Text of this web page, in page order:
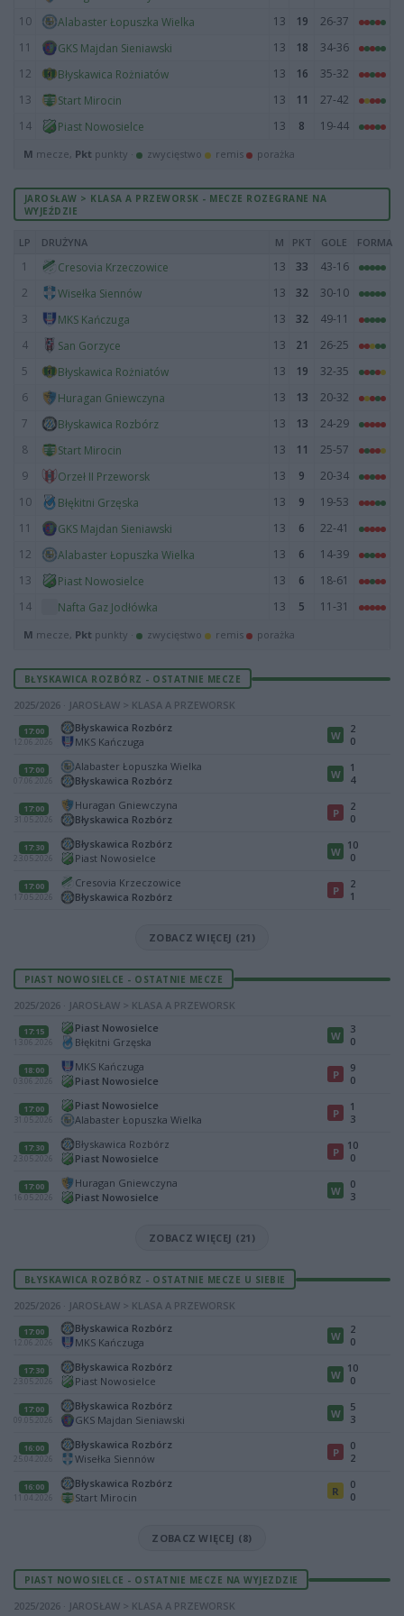
10
Alabaster Łopuszka Wielka 13 19
26-37
11
GKS Majdan Sieniawski 13 18
34-36
12
Błyskawica Rożniatów 13 16
35-32
13
Start Mirocin 13 11
27-42
14
Piast Nowosielce 13 8 19-44
M mecze, Pkt punkty · zwycięstwo remis porażka
JAROSŁAW > KLASA A PRZEWORSK - MECZE ROZEGRANE NA
WYJEŹDZIE
LP DRUŻYNA M PKT GOLE FORMA
1 Cresovia Krzeczowice 13 33
43-16
2
Wisełka Siennów 13 32
30-10
3
MKS Kańczuga 13 32
49-11
4
San Gorzyce 13 21
26-25
5
Błyskawica Rożniatów 13 19
32-35
6
Huragan Gniewczyna 13 13
20-32
7
Błyskawica Rozbórz 13 13
24-29
8
Start Mirocin 13 11
25-57
9
Orzeł II Przeworsk 13 9
20-34
10
Błękitni Grzęska 13 9
19-53
11
GKS Majdan Sieniawski 13 6
22-41
12
Alabaster Łopuszka Wielka 13 6
14-39
13
Piast Nowosielce 13 6
18-61
14
Nafta Gaz Jodłówka 13 5 11-31
M mecze, Pkt punkty · zwycięstwo remis porażka
BŁYSKAWICA ROZBÓRZ - OSTATNIE MECZE
2025/2026 · JAROSŁAW > KLASA A PRZEWORSK
17:00
12.06.2026
Błyskawica Rozbórz
MKS Kańczuga
W
2
0
17:00
07.06.2026
Alabaster Łopuszka Wielka
Błyskawica Rozbórz
W
1
4
17:00
31.05.2026
Huragan Gniewczyna
Błyskawica Rozbórz
P
2
0
17:30
23.05.2026
Błyskawica Rozbórz
Piast Nowosielce
W 10
0
17:00
17.05.2026
Cresovia Krzeczowice
Błyskawica Rozbórz
P
2
1
ZOBACZ WIĘCEJ (21)
PIAST NOWOSIELCE - OSTATNIE MECZE
2025/2026 · JAROSŁAW > KLASA A PRZEWORSK
17:15
13.06.2026
Piast Nowosielce
Błękitni Grzęska
W
3
0
18:00
03.06.2026
MKS Kańczuga
Piast Nowosielce
P
9
0
17:00
31.05.2026
Piast Nowosielce
Alabaster Łopuszka Wielka
P
1
3
17:30
23.05.2026
Błyskawica Rozbórz
Piast Nowosielce
P
10
0
17:00
16.05.2026
Huragan Gniewczyna
Piast Nowosielce
W
0
3
ZOBACZ WIĘCEJ (21)
BŁYSKAWICA ROZBÓRZ - OSTATNIE MECZE U SIEBIE
2025/2026 · JAROSŁAW > KLASA A PRZEWORSK
17:00
12.06.2026
Błyskawica Rozbórz
MKS Kańczuga
W
2
0
17:30
23.05.2026
Błyskawica Rozbórz
Piast Nowosielce
W 10
0
17:00
09.05.2026
Błyskawica Rozbórz
GKS Majdan Sieniawski
W
5
3
16:00
25.04.2026
Błyskawica Rozbórz
Wisełka Siennów
P
0
2
16:00
11.04.2026
Błyskawica Rozbórz
Start Mirocin
R
0
0
ZOBACZ WIĘCEJ (8)
PIAST NOWOSIELCE - OSTATNIE MECZE NA WYJEZDZIE
2025/2026 · JAROSŁAW > KLASA A PRZEWORSK